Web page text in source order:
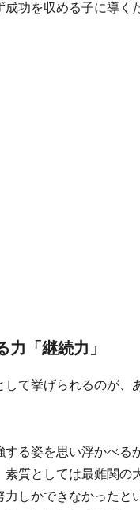
功を収める子に導
「継続力」
て挙げられるのが
する姿を思い浮かべ
質としては最難関
しかできなかったと